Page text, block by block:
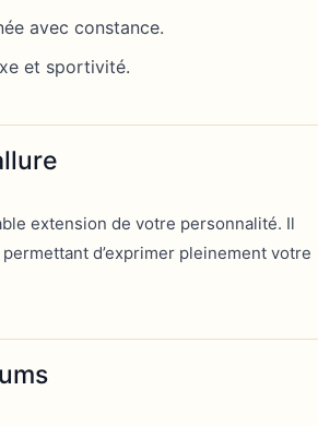
avec constance.
et sportivité.
extension de votre personnalité. Il
d’exprimer pleinement votre